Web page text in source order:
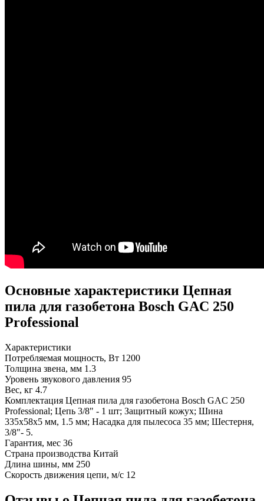
Основные характеристики Цепная
пила для газобетона Bosch GAC 250
Professional
Характеристики
Потребляемая мощность, Вт 1200
Толщина звена, мм 1.3
Уровень звукового давления 95
Вес, кг 4.7
Комплектация Цепная пила для газобетона Bosch GAC 250
Professional; Цепь 3/8" - 1 шт; Защитный кожух; Шина
335x58x5 мм, 1.5 мм; Насадка для пылесоса 35 мм; Шестерня,
3/8"- 5.
Гарантия, мес 36
Страна производства Китай
Длина шины, мм 250
Скорость движения цепи, м/с 12